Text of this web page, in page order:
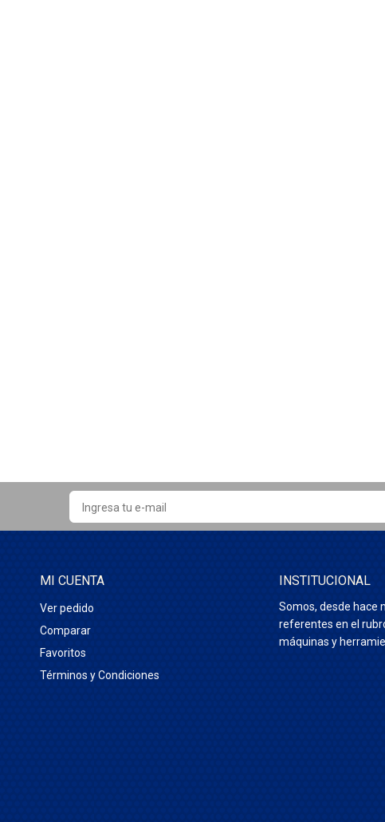
MI CUENTA
Ver pedido
Comparar
Favoritos
Términos y Condiciones
INSTITUCIONAL
Somos, desde hace
referentes en el
máquinas y